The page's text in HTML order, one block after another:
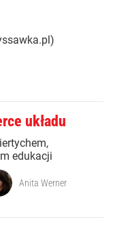
układu
edukacji
Anita Werner